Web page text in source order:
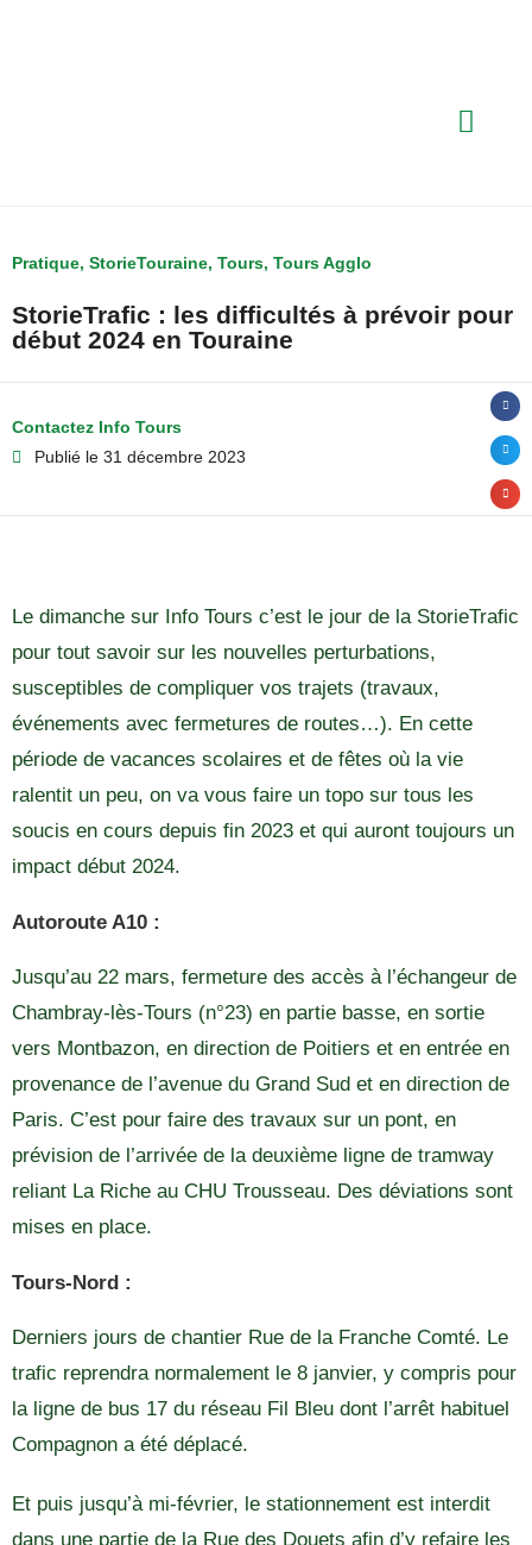
Pratique, StorieTouraine, Tours, Tours Agglo
StorieTrafic : les difficultés à prévoir pour
début 2024 en Touraine
Contactez Info Tours
Publié le 31 décembre 2023
Le dimanche sur Info Tours c’est le jour de la StorieTrafic
pour tout savoir sur les nouvelles perturbations,
susceptibles de compliquer vos trajets (travaux,
événements avec fermetures de routes…). En cette
période de vacances scolaires et de fêtes où la vie
ralentit un peu, on va vous faire un topo sur tous les
soucis en cours depuis fin 2023 et qui auront toujours un
impact début 2024.
Autoroute A10 :
Jusqu’au 22 mars, fermeture des accès à l’échangeur de
Chambray-lès-Tours (n°23) en partie basse, en sortie
vers Montbazon, en direction de Poitiers et en entrée en
provenance de l’avenue du Grand Sud et en direction de
Paris. C’est pour faire des travaux sur un pont, en
prévision de l’arrivée de la deuxième ligne de tramway
reliant La Riche au CHU Trousseau. Des déviations sont
mises en place.
Tours-Nord :
Derniers jours de chantier Rue de la Franche Comté. Le
trafic reprendra normalement le 8 janvier, y compris pour
la ligne de bus 17 du réseau Fil Bleu dont l’arrêt habituel
Compagnon a été déplacé.
Et puis jusqu’à mi-février, le stationnement est interdit
dans une partie de la Rue des Douets afin d’y refaire les